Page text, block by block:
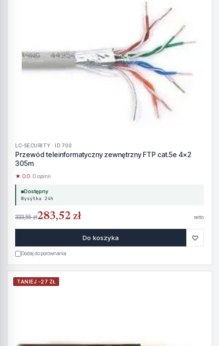
LC-SECURITY · ID 700
Przewód teleinformatyczny zewnętrzny FTP cat.5e 4x2
305m
★ 0.0· 0 opinii
Dostępny
Wysyłka 24h
333,55 zł283,52 zł netto
Do koszyka ♡
Dodaj do porównania
TANIEJ -27 ZŁ